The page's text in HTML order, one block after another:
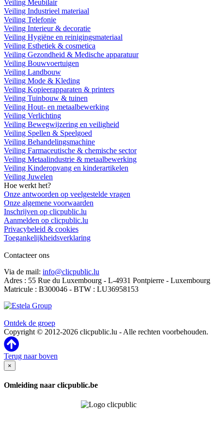
Veiling Meubilair
Veiling Industrieel materiaal
Veiling Telefonie
Veiling Interieur & decoratie
Veiling Hygiëne en reinigingsmateriaal
Veiling Esthetiek & cosmetica
Veiling Gezondheid & Medische apparatuur
Veiling Bouwvoertuigen
Veiling Landbouw
Veiling Mode & Kleding
Veiling Kopieerapparaten & printers
Veiling Tuinbouw & tuinen
Veiling Hout- en metaalbewerking
Veiling Verlichting
Veiling Bewegwijzering en veiligheid
Veiling Spellen & Speelgoed
Veiling Behandelingsmachine
Veiling Farmaceutische & chemische sector
Veiling Metaalindustrie & metaalbewerking
Veiling Kinderopvang en kinderartikelen
Veiling Juwelen
Hoe werkt het?
Onze antwoorden op veelgestelde vragen
Onze algemene voorwaarden
Inschrijven op clicpublic.lu
Aanmelden op clicpublic.lu
Privacybeleid & cookies
Toegankelijkheidsverklaring
Contacteer ons
Via de mail: info@clicpublic.lu
Adres : 55 Rue du Luxembourg - L-4931 Pontpierre - Luxembourg
Matricule : B300046 - BTW : LU36958153
Ontdek de groep
Copyright © 2012-2026 clicpublic.lu - Alle rechten voorbehouden.
Terug naar boven
×
Omleiding naar clicpublic.be